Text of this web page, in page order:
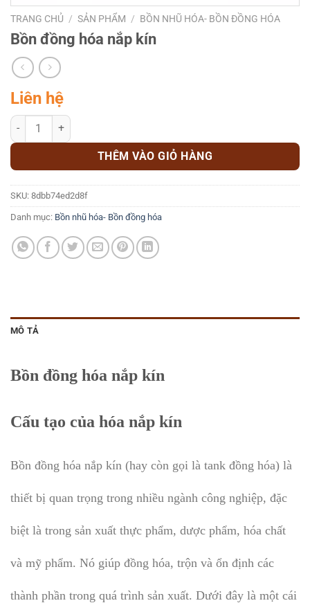
TRANG CHỦ / SẢN PHẨM / BỒN NHŨ HÓA- BỒN ĐỒNG HÓA
Bồn đồng hóa nắp kín
Liên hệ
Bồn đồng hóa nắp kín số lượng
THÊM VÀO GIỎ HÀNG
SKU: 8dbb74ed2d8f
Danh mục: Bồn nhũ hóa- Bồn đồng hóa
MÔ TẢ
Bồn đồng hóa nắp kín
Cấu tạo của hóa nắp kín
Bồn đồng hóa nắp kín (hay còn gọi là tank đồng hóa) là
thiết bị quan trọng trong nhiều ngành công nghiệp, đặc
biệt là trong sản xuất thực phẩm, dược phẩm, hóa chất
và mỹ phẩm. Nó giúp đồng hóa, trộn và ổn định các
thành phần trong quá trình sản xuất. Dưới đây là một cái